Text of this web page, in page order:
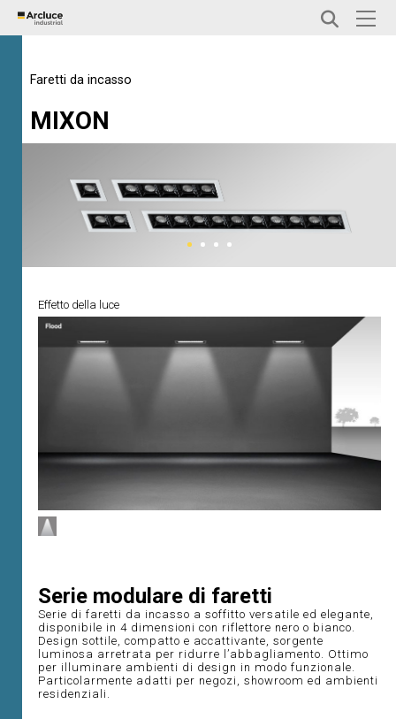
Faretti da incasso
MIXON
Effetto della luce
Serie modulare di faretti
Serie di faretti da incasso a soffitto versatile ed elegante,
disponibile in 4 dimensioni con riflettore nero o bianco.
Design sottile, compatto e accattivante, sorgente
luminosa arretrata per ridurre l’abbagliamento. Ottimo
per illuminare ambienti di design in modo funzionale.
Particolarmente adatti per negozi, showroom ed ambienti
residenziali.